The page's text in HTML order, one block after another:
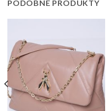
PODOBNE PRODUKTY